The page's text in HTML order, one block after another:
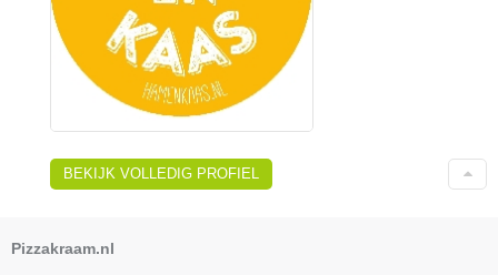
BEKIJK VOLLEDIG PROFIEL
Pizzakraam.nl